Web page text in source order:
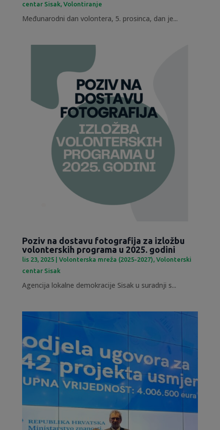
centar Sisak, Volontiranje
Međunarodni dan volontera, 5. prosinca, dan je...
Poziv na dostavu fotografija za izložbu
volonterskih programa u 2025. godini
lis 23, 2025| Volonterska mreža (2025-2027) Volonterski
centar Sisak
Agencija lokalne demokracije Sisak u suradnji s...